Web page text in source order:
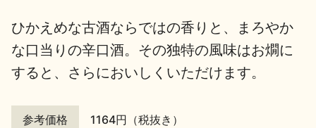
地酒川柳
ひかえめな古酒ならではの香りと、まろやか
な口当りの辛口酒。その独特の風味はお燗に
すると、さらにおいしくいただけます。
参考価格 1164円（税抜き）